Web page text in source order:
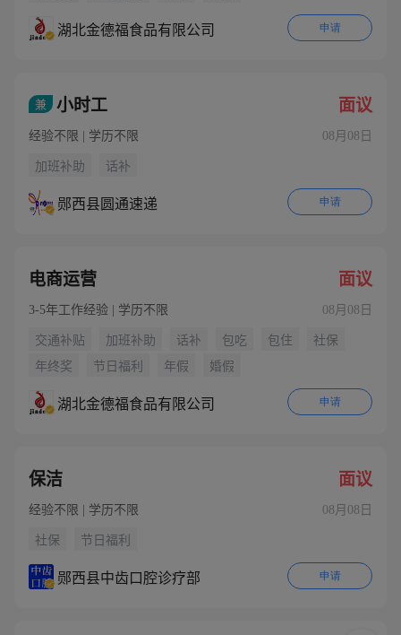
湖北金德福食品有限公司 申请
兼 小时工 面议
经验不限 | 学历不限 08月08日
加班补助 话补
郧西县圆通速递 申请
电商运营 面议
3-5年工作经验 | 学历不限 08月08日
交通补贴 加班补助 话补 包吃 包住
社保
年终奖
节日福利 年假 婚假
湖北金德福食品有限公司 申请
保洁 面议
经验不限 | 学历不限 08月08日
社保 节日福利
郧西县中齿口腔诊疗部 申请